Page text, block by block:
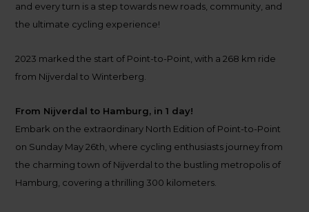
and every turn is a step towards new roads, community, and
the ultimate cycling experience!
2023 marked the start of Point-to-Point, with a 268 km ride
from Nijverdal to Winterberg.
From Nijverdal to Hamburg, in 1 day!
Embark on the extraordinary North Edition of Point-to-Point
on Sunday May 26th, where cycling enthusiasts journey from
the charming town of Nijverdal to the bustling metropolis of
Hamburg, covering a thrilling 300 kilometers.